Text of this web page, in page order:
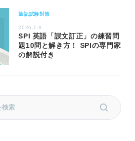
筆記試験対策
2026.7.9
SPI 英語「誤文訂正」の練習問
題10問と解き方！ SPIの専門家
の解説付き